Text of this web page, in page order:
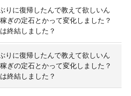
りに復帰したんで教えて欲しいん
ぎの定石とかって変化しました？
終結しました？
りに復帰したんで教えて欲しいん
ぎの定石とかって変化しました？
終結しました？